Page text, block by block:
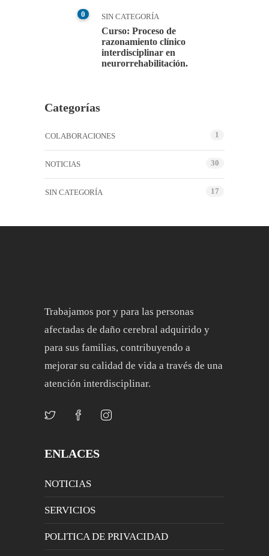
0 SIN CATEGORÍA
Curso: Proceso de
razonamiento clínico
interdisciplinar en
neurorrehabilitación.
Categorías
COLABORACIONES 1
NOTICIAS 30
SIN CATEGORÍA 17
Trabajamos por y para las personas
afectadas de daño cerebral adquirido y
para sus familias, contribuyendo a
mejorar su calidad de vida a través de una
atención interdisciplinar.
ENLACES
NOTICIAS
SERVICIOS
POLITICA DE PRIVACIDAD